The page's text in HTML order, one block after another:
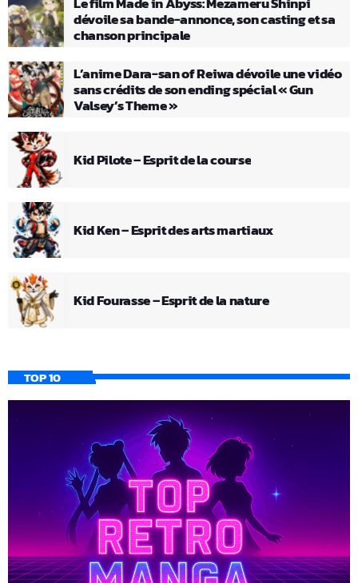
dévoile sa bande-annonce, son casting et sa
chanson principale
L’anime Dara-san of Reiwa dévoile une vidéo
sans crédits de son ending spécial « Gun
Valsey’s Theme »
Kid Pilote – Esprit de la course
Kid Ken – Esprit des arts martiaux
Kid Fourasse – Esprit de la nature
TOP 10